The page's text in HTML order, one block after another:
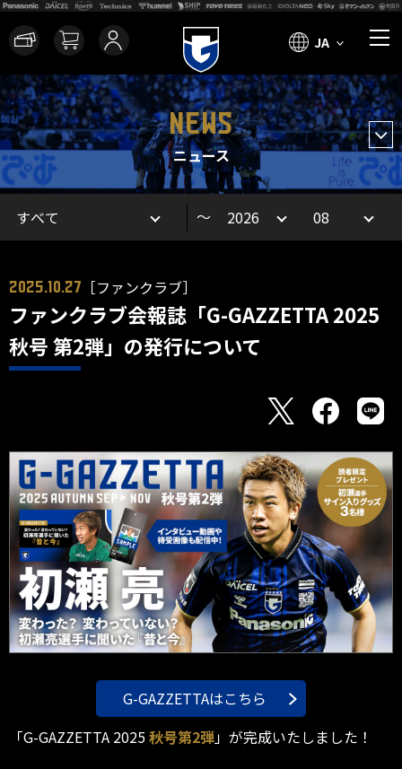
JA
NEWS
ニュース
～
2025.10.27 ［ファンクラブ］
ファンクラブ会報誌「G-GAZZETTA 2025
秋号 第2弾」の発行について
G-GAZZETTAはこちら
「G-GAZZETTA 2025秋号第2弾」が完成いたしました！